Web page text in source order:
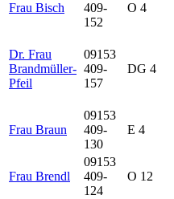
Frau Bisch
409-
152
O 4
Dr. Frau
Brandmüller-
Pfeil
09153
409-
157
DG 4
Frau Braun
09153
409-
130
E 4
Frau Brendl
09153
409-
124
O 12